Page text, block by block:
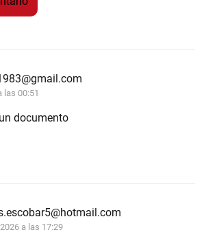
las 00:51
documento
a las 17:29